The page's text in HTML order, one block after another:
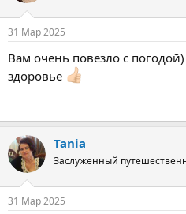
31 Мар 2025
Вам очень повезло с
здоровье
Tania
Заслуженный
31 Мар 2025